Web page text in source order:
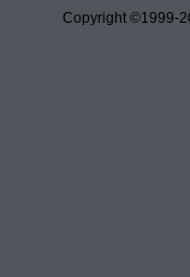
Copyright ©1999-